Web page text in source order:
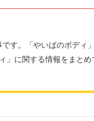
す。「やいばのボディ
」に関する情報をまと